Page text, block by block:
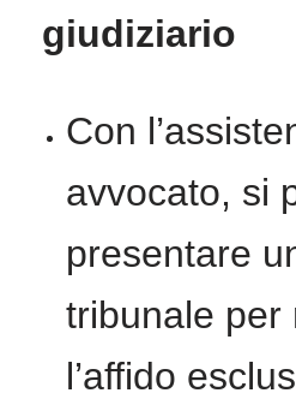
giudiziario
Con
avvocato, si
presentare
tribunale per
l’affido